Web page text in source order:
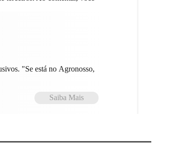
"Se está no Agronosso,
Saiba Mais